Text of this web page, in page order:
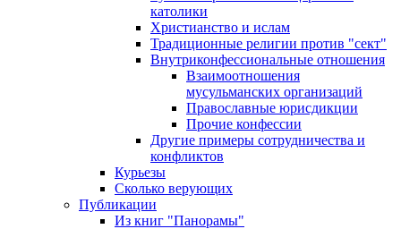
католики
Христианство и ислам
Традиционные религии против "сект"
Внутриконфессиональные отношения
Взаимоотношения
мусульманских организаций
Православные юрисдикции
Прочие конфессии
Другие примеры сотрудничества и
конфликтов
Курьезы
Сколько верующих
Публикации
Из книг "Панорамы"